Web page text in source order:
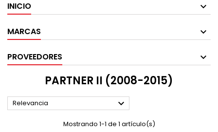
INICIO
MARCAS
PROVEEDORES
PARTNER II (2008-2015)
Relevancia 
Mostrando 1-1 de 1 artículo(s)